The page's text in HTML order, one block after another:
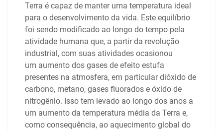
Terra é capaz de manter uma temperatura ideal
para o desenvolvimento da vida. Este equilíbrio
foi sendo modificado ao longo do tempo pela
atividade humana que, a partir da revolução
industrial, com suas atividades ocasionou
um aumento dos gases de efeito estufa
presentes na atmosfera, em particular dióxido de
carbono, metano, gases fluorados e óxido de
nitrogênio. Isso tem levado ao longo dos anos a
um aumento da temperatura média da Terra e,
como consequência, ao aquecimento global do